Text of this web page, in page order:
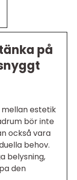
på
estetik
bör inte
också vara
behov.
belysning,
den